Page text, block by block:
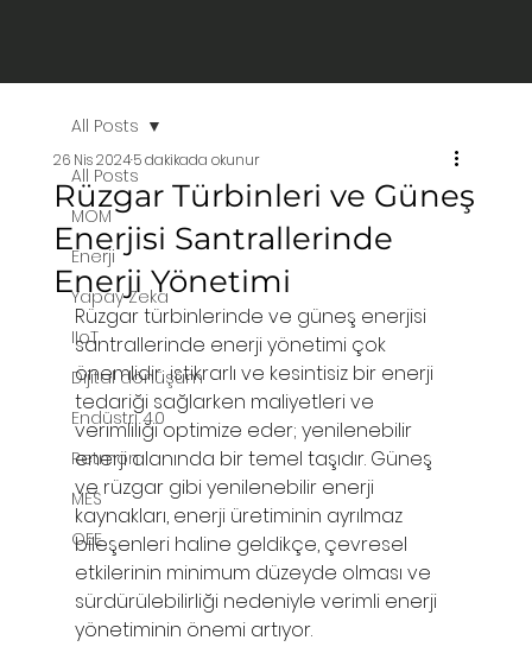
All Posts
MOM
Enerji
Yapay Zeka
IIoT
Dijital dönüşüm
Endüstri 4.0
Retmon
MES
OEE
All Posts
Rüzgar Türbinleri ve Güneş
Enerjisi Santrallerinde
Enerji Yönetimi
26 Nis 20245 dakikada okunur
Rüzgar türbinlerinde ve güneş enerjisi
santrallerinde enerji yönetimi çok
önemlidir; istikrarlı ve kesintisiz bir enerji
tedariği sağlarken maliyetleri ve
verimliliği optimize eder; yenilenebilir
enerji alanında bir temel taşıdır. Güneş
ve rüzgar gibi yenilenebilir enerji
kaynakları, enerji üretiminin ayrılmaz
bileşenleri haline geldikçe, çevresel
etkilerinin minimum düzeyde olması ve
sürdürülebilirliği nedeniyle verimli enerji
yönetiminin önemi artıyor.